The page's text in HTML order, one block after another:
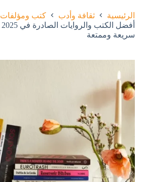
الرئيسية ثقافة وأدب
كتب ومؤلفات
سريعة وممتعة